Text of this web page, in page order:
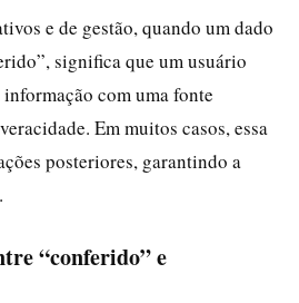
e de gestão, quando um dado
significa que um usuário
com uma fonte
Em muitos casos, essa
posteriores, garantindo a
“conferido” e